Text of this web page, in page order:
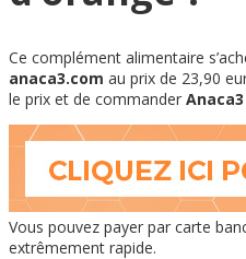
Ce complément alimentaire
anaca3.com au prix de 23,90
le prix et de commander
Vous pouvez payer par carte
extrêmement rapide.